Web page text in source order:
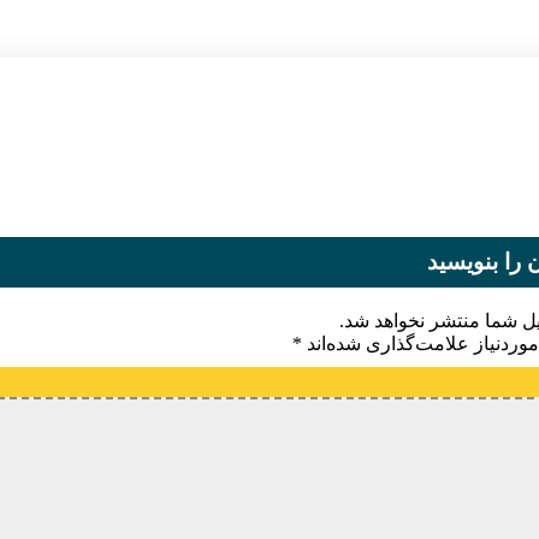
را بنویسید
شما منتشر نخواهد شد.
علامت‌گذاری شده‌اند *